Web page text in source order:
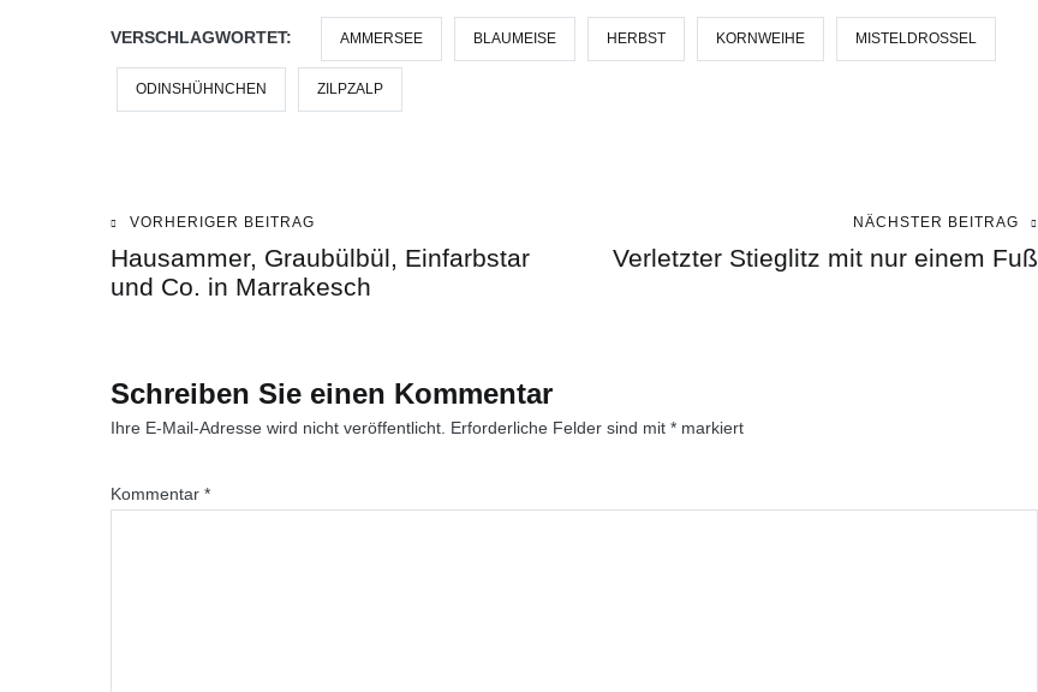
VERSCHLAGWORTET: AMMERSEE BLAUMEISE HERBST KORNWEIHE MISTELDROSSEL
ODINSHÜHNCHEN ZILPZALP
Beitragsnavigation
VORHERIGER BEITRAG
Hausammer, Graubülbül, Einfarbstar
und Co. in Marrakesch
NÄCHSTER BEITRAG
Verletzter Stieglitz mit nur einem Fuß
Schreiben Sie einen Kommentar
Ihre E-Mail-Adresse wird nicht veröffentlicht. Erforderliche Felder sind mit * markiert
Kommentar *